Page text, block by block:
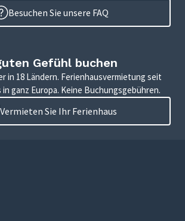
Besuchen Sie unsere FAQ
Gefühl buchen
in 18 Ländern. Ferienhausvermietung seit
in ganz Europa. Keine Buchungsgebühren.
Vermieten Sie Ihr Ferienhaus